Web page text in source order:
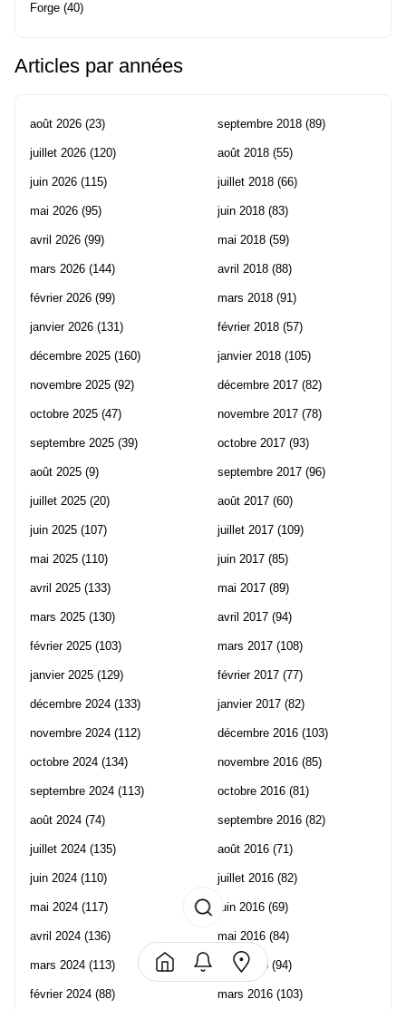
Forge (40)
Articles par années
août 2026 (23)
juillet 2026 (120)
juin 2026 (115)
mai 2026 (95)
avril 2026 (99)
mars 2026 (144)
février 2026 (99)
janvier 2026 (131)
décembre 2025 (160)
novembre 2025 (92)
octobre 2025 (47)
septembre 2025 (39)
août 2025 (9)
juillet 2025 (20)
juin 2025 (107)
mai 2025 (110)
avril 2025 (133)
mars 2025 (130)
février 2025 (103)
janvier 2025 (129)
décembre 2024 (133)
novembre 2024 (112)
octobre 2024 (134)
septembre 2024 (113)
août 2024 (74)
juillet 2024 (135)
juin 2024 (110)
mai 2024 (117)
avril 2024 (136)
mars 2024 (113)
février 2024 (88)
septembre 2018 (89)
août 2018 (55)
juillet 2018 (66)
juin 2018 (83)
mai 2018 (59)
avril 2018 (88)
mars 2018 (91)
février 2018 (57)
janvier 2018 (105)
décembre 2017 (82)
novembre 2017 (78)
octobre 2017 (93)
septembre 2017 (96)
août 2017 (60)
juillet 2017 (109)
juin 2017 (85)
mai 2017 (89)
avril 2017 (94)
mars 2017 (108)
février 2017 (77)
janvier 2017 (82)
décembre 2016 (103)
novembre 2016 (85)
octobre 2016 (81)
septembre 2016 (82)
août 2016 (71)
juillet 2016 (82)
juin 2016 (69)
mai 2016 (84)
avril 2016 (94)
mars 2016 (103)